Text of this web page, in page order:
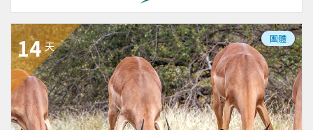
14 天
團體